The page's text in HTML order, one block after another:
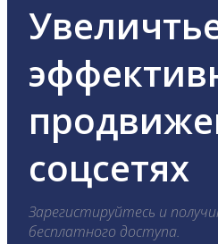
соцсетях
Зарегистируйтесь и
бесплатного доступа.